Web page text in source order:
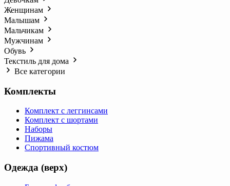
Женщинам
Малышам
Мальчикам
Мужчинам
Обувь
Текстиль для дома
Все категории
Комплекты
Комплект с леггинсами
Комплект с шортами
Наборы
Пижама
Спортивный костюм
Одежда (верх)